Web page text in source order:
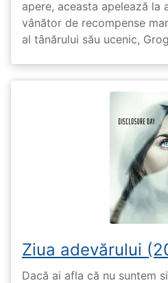
apere, aceasta apelează la
vânător de recompense
al tânărului său ucenic,
Ziua adevărului
Dacă ai afla că nu suntem